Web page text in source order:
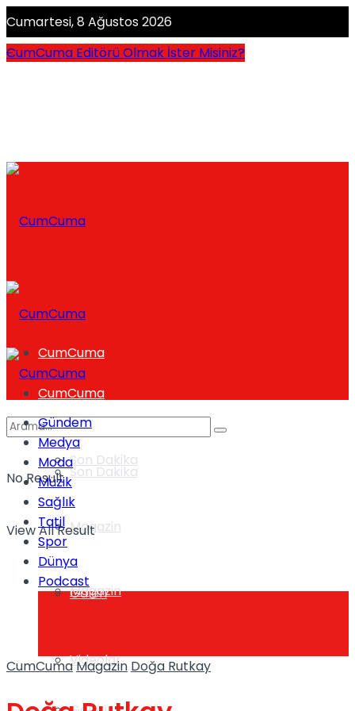
Cumartesi, 8 Ağustos 2026
CumCuma Editörü Olmak İster Misiniz?
CumCuma
Son Dakika
Magazin
CumCuma
Son Dakika
Magazin
Galeri
Videolar
No Result
View All Result
Gündem
Medya
Moda
Müzik
Sağlık
Tatil
Spor
Dünya
Podcast
CumCumaMagazin Doğa Rutkay